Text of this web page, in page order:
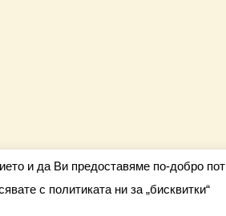
и да Ви предоставяме по-добро
с политиката ни за „бисквитки“